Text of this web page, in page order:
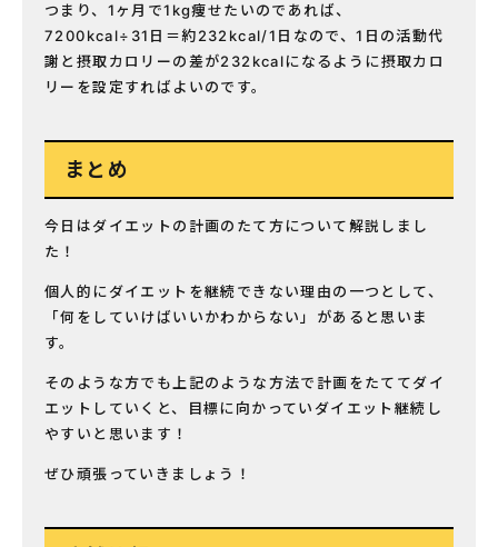
つまり、1ヶ月で1kg痩せたいのであれば、
7200kcal÷31日＝約232kcal/1日なので、1日の活動代
謝と摂取カロリーの差が232kcalになるように摂取カロ
リーを設定すればよいのです。
まとめ
今日はダイエットの計画のたて方について解説しまし
た！
個人的にダイエットを継続できない理由の一つとして、
「何をしていけばいいかわからない」があると思いま
す。
そのような方でも上記のような方法で計画をたててダイ
エットしていくと、目標に向かっていダイエット継続し
やすいと思います！
ぜひ頑張っていきましょう！